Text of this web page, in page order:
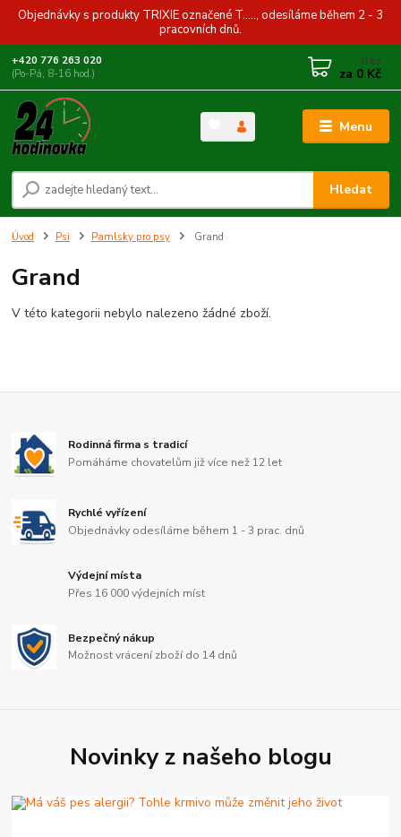
Objednávky s produkty TRIXIE označené T....., odesíláme během 2 - 3
pracovních dnů.
Menu
Hledat
+420 776 263 020
(Po-Pá, 8-16 hod.)
0 ks
za 0 Kč
Úvod Psi Pamlsky pro psy Grand
Grand
V této kategorii nebylo nalezeno žádné zboží.
Rodinná firma s tradicí
Pomáháme chovatelům již více než 12 let
Rychlé vyřízení
Objednávky odesíláme během 1 - 3 prac. dnů
Výdejní místa
Přes 16 000 výdejních míst
Bezpečný nákup
Možnost vrácení zboží do 14 dnů
Novinky z našeho blogu